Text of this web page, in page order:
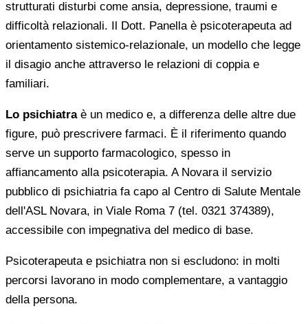
strutturati disturbi come ansia, depressione, traumi e
difficoltà relazionali. Il Dott. Panella è psicoterapeuta ad
orientamento sistemico-relazionale, un modello che legge
il disagio anche attraverso le relazioni di coppia e
familiari.
Lo psichiatraè un medico e, a differenza delle altre due
figure, può prescrivere farmaci. È il riferimento quando
serve un supporto farmacologico, spesso in
affiancamento alla psicoterapia. A Novara il servizio
pubblico di psichiatria fa capo al Centro di Salute Mentale
dell'ASL Novara, in Viale Roma 7 (tel. 0321 374389),
accessibile con impegnativa del medico di base.
Psicoterapeuta e psichiatra non si escludono: in molti
percorsi lavorano in modo complementare, a vantaggio
della persona.